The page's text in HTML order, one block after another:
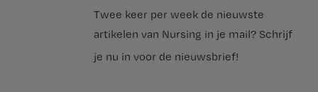
Twee keer per week de nieuwste
artikelen van Nursing in je mail? Schrijf
je nu in voor de nieuwsbrief!